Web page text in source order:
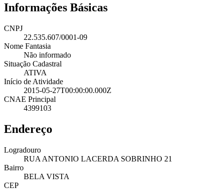
Informações Básicas
CNPJ
22.535.607/0001-09
Nome Fantasia
Não informado
Situação Cadastral
ATIVA
Início de Atividade
2015-05-27T00:00:00.000Z
CNAE Principal
4399103
Endereço
Logradouro
RUA ANTONIO LACERDA SOBRINHO 21
Bairro
BELA VISTA
CEP